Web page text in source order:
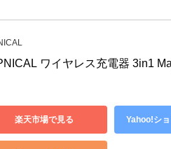
ワイヤレス充電器 3in1
楽天市場で見る Yahoo!シ